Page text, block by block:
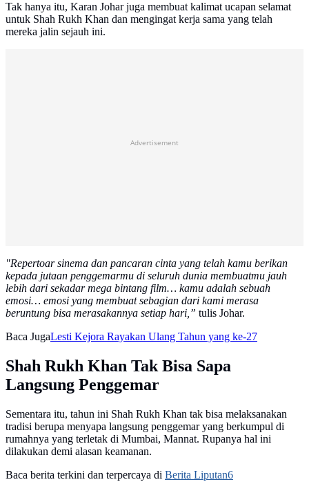
Tak hanya itu, Karan Johar juga membuat kalimat ucapan selamat
untuk Shah Rukh Khan dan mengingat kerja sama yang telah
mereka jalin sejauh ini.
Advertisement
"Repertoar sinema dan pancaran cinta yang telah kamu berikan
kepada jutaan penggemarmu di seluruh dunia membuatmu jauh
lebih dari sekadar mega bintang film… kamu adalah sebuah
emosi… emosi yang membuat sebagian dari kami merasa
beruntung bisa merasakannya setiap hari,” tulis Johar.
Baca JugaLesti Kejora Rayakan Ulang Tahun yang ke-27
Shah Rukh Khan Tak Bisa Sapa
Langsung Penggemar
Sementara itu, tahun ini Shah Rukh Khan tak bisa melaksanakan
tradisi berupa menyapa langsung penggemar yang berkumpul di
rumahnya yang terletak di Mumbai, Mannat. Rupanya hal ini
dilakukan demi alasan keamanan.
Baca berita terkini dan terpercaya di Berita Liputan6